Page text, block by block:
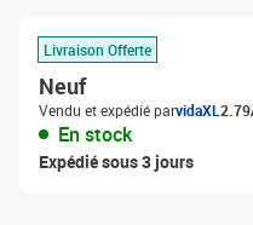
Livraison Offerte
Neuf
Vendu et expédié parvidaXL
En stock
Expédié sous 3 jours